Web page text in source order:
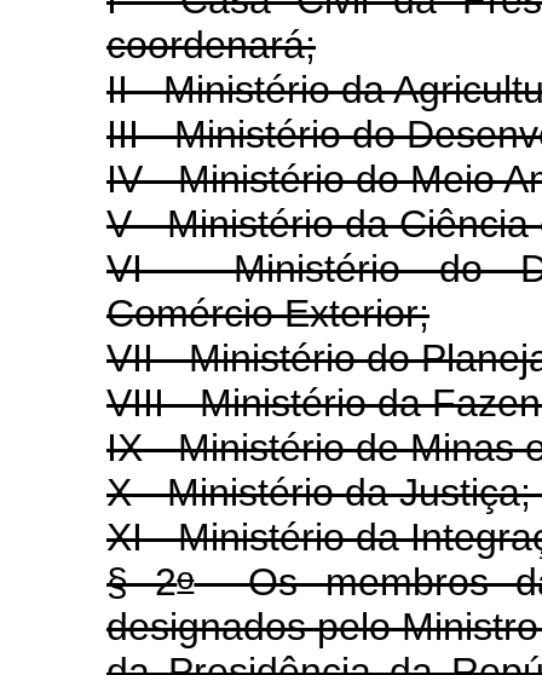
coordenará;
II - Ministério da
III - Ministério do
IV - Ministério do Meio
V - Ministério da Ciência
VI - Ministério do
Comércio Exterior;
VII - Ministério do
VIII - Ministério da
IX - Ministério de Minas
X - Ministério da Justiça;
XI - Ministério da
§ 2oOs membros da
designados pelo